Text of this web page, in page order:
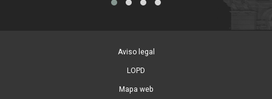
Aviso legal
LOPD
Mapa web